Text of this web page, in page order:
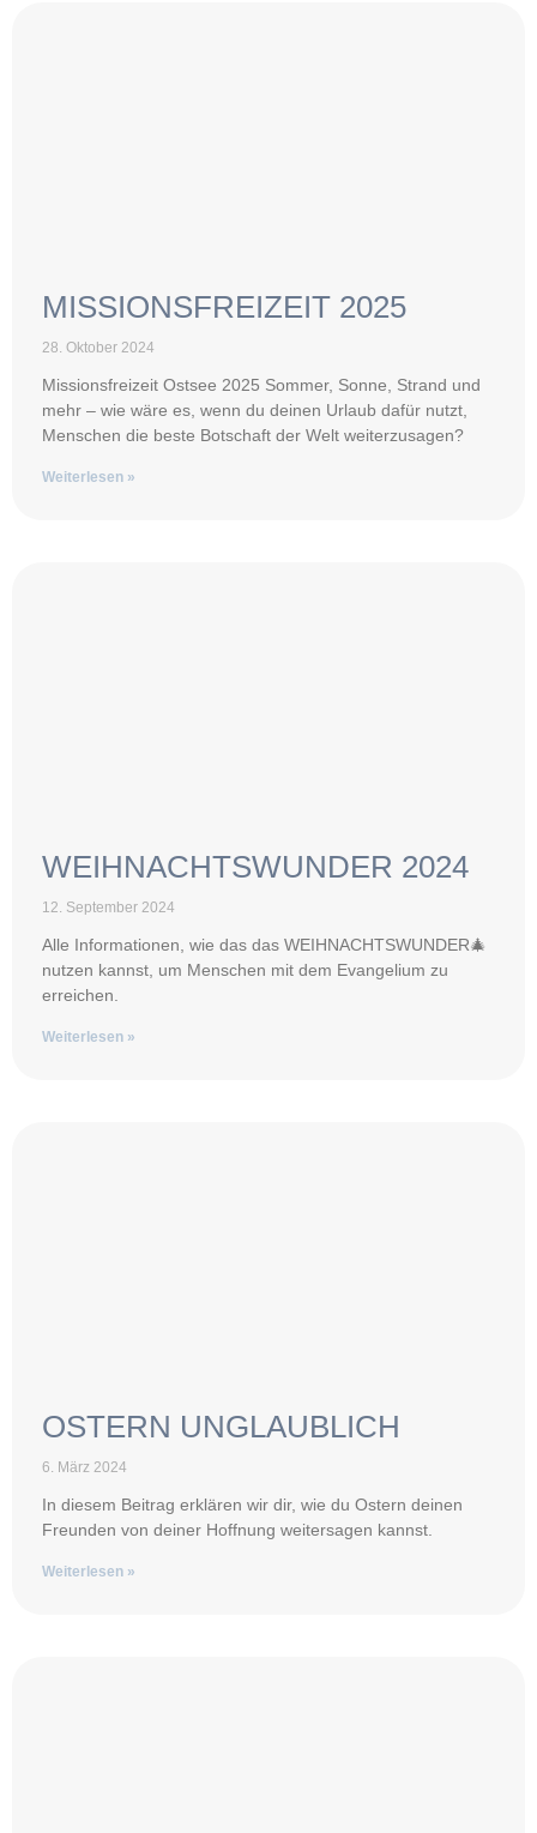
MISSIONSFREIZEIT 2025
28. Oktober 2024
Missionsfreizeit Ostsee 2025 Sommer, Sonne, Strand und
mehr – wie wäre es, wenn du deinen Urlaub dafür nutzt,
Menschen die beste Botschaft der Welt weiterzusagen?
Weiterlesen »
WEIHNACHTSWUNDER 2024
12. September 2024
Alle Informationen, wie das das WEIHNACHTSWUNDER🎄
nutzen kannst, um Menschen mit dem Evangelium zu
erreichen.
Weiterlesen »
OSTERN UNGLAUBLICH
6. März 2024
In diesem Beitrag erklären wir dir, wie du Ostern deinen
Freunden von deiner Hoffnung weitersagen kannst.
Weiterlesen »